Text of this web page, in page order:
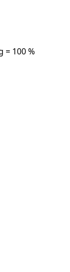
= 100 %